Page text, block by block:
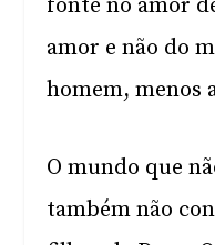
fonte no amor
amor e não do
homem, menos
O mundo que
também não